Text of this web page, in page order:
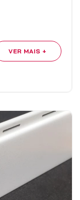
VER MAIS +